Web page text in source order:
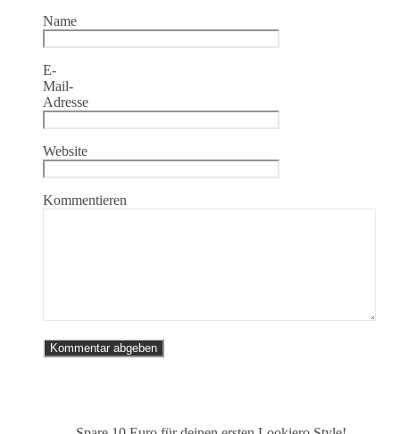
Name
E-
Mail-
Adresse
Website
Kommentieren